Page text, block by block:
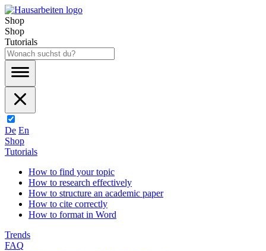
Shop
Shop
Tutorials
De En
Shop
Tutorials
How to find your topic
How to research effectively
How to structure an academic paper
How to cite correctly
How to format in Word
Trends
FAQ